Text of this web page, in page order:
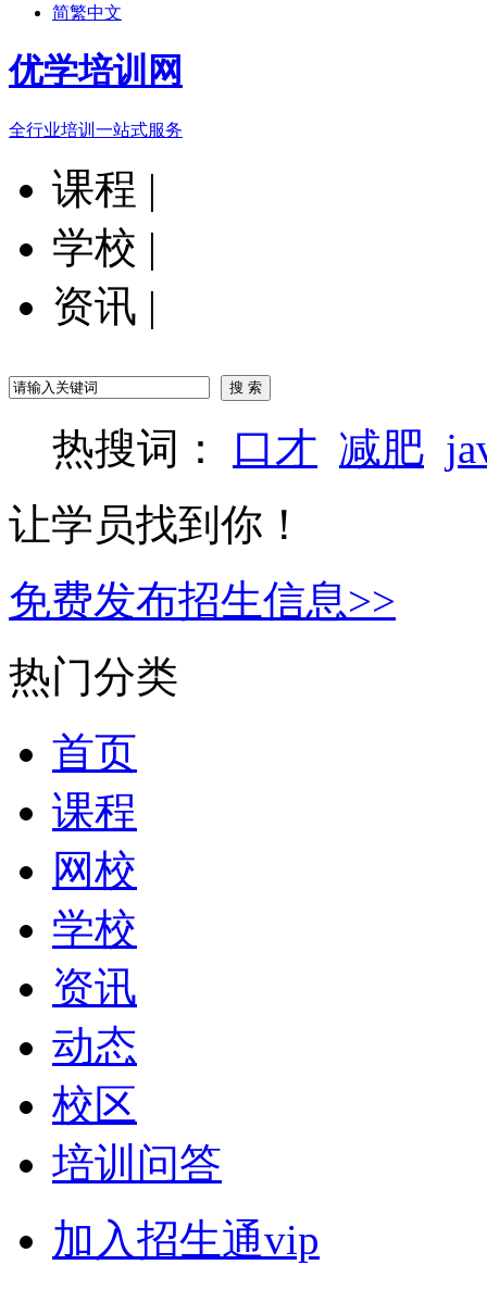
简繁中文
优学培训网
全行业培训一站式服务
课程 |
学校 |
资讯 |
热搜词： 口才 减肥
让学员找到你！
免费发布招生信息>>
热门分类
首页
课程
网校
学校
资讯
动态
校区
培训问答
加入招生通vip